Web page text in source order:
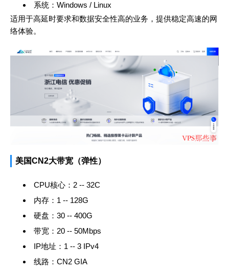
系统：Windows / Linux
适用于高延时要求和数据安全性高的业务，提供稳定高速的网
络体验。
美国CN2大带宽（弹性）
CPU核心：2 -- 32C
内存：1 -- 128G
硬盘：30 -- 400G
带宽：20 -- 50Mbps
IP地址：1 -- 3 IPv4
线路：CN2 GIA